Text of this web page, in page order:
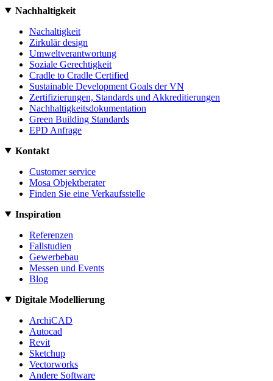
Nachhaltigkeit
Nachaltigkeit
Zirkulär design
Umweltverantwortung
Soziale Gerechtigkeit
Cradle to Cradle Certified
Sustainable Development Goals der VN
Zertifizierungen, Standards und Akkreditierungen
Nachhaltigkeitsdokumentation
Green Building Standards
EPD Anfrage
Kontakt
Customer service
Mosa Objektberater
Finden Sie eine Verkaufsstelle
Inspiration
Referenzen
Fallstudien
Gewerbebau
Messen und Events
Blog
Digitale Modellierung
ArchiCAD
Autocad
Revit
Sketchup
Vectorworks
Andere Software